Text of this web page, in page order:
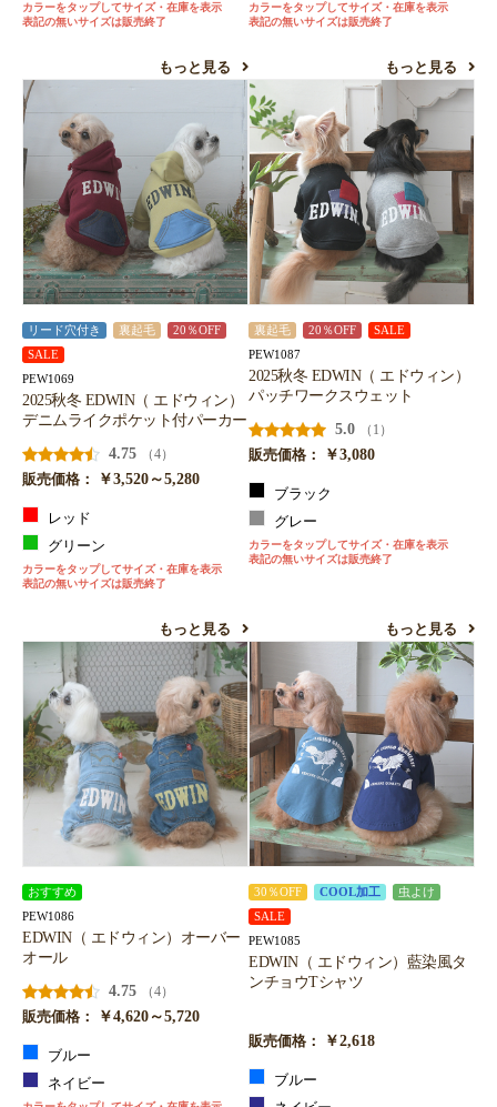
カラーをタップしてサイズ・在庫を表示
表記の無いサイズは販売終了
もっと見る
カラーをタップしてサイズ・在庫を表示
表記の無いサイズは販売終了
もっと見る
リード穴付き 裏起毛
20％OFF
SALE
PEW1069
2025秋冬 EDWIN（ エドウィン）
デニムライクポケット付パーカー
4.75
（4）
販売価格：
￥3,520～5,280
レッド
グリーン
カラーをタップしてサイズ・在庫を表示
表記の無いサイズは販売終了
もっと見る
裏起毛 20％OFF SALE
PEW1087
2025秋冬 EDWIN（ エドウィン）
パッチワークスウェット
5.0
（1）
販売価格：
￥3,080
ブラック
グレー
カラーをタップしてサイズ・在庫を表示
表記の無いサイズは販売終了
もっと見る
おすすめ
PEW1086
EDWIN（ エドウィン）オーバー
オール
4.75
（4）
販売価格：
￥4,620～5,720
ブルー
ネイビー
30％OFF COOL加工
虫よけ
SALE
PEW1085
EDWIN（ エドウィン）藍染風タ
ンチョウTシャツ
販売価格： ￥2,618
ブルー